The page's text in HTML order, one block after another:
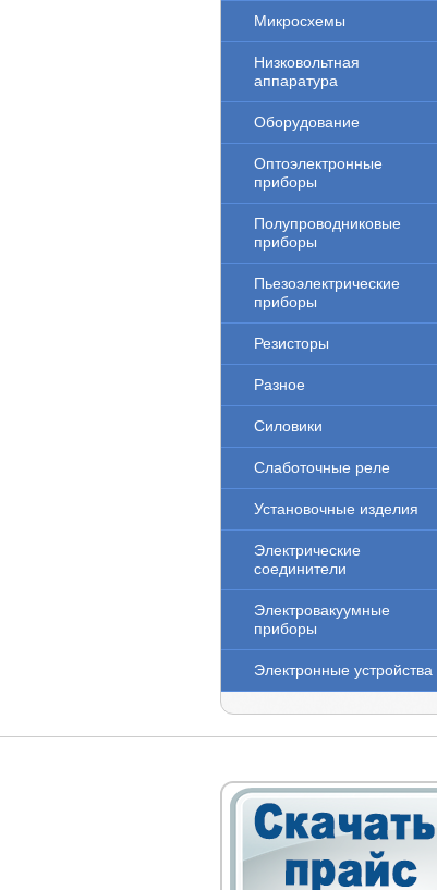
Микросхемы
Низковольтная
аппаратура
Оборудование
Оптоэлектронные
приборы
Полупроводниковые
приборы
Пьезоэлектрические
приборы
Резисторы
Разное
Силовики
Слаботочные реле
Установочные изделия
Электрические
соединители
Электровакуумные
приборы
Электронные устройства